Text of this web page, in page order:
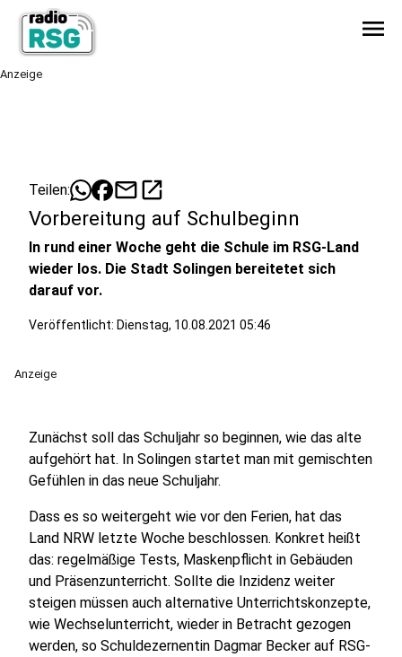
menu
Anzeige
Teilen: mailopen_in_new
Vorbereitung auf Schulbeginn
In rund einer Woche geht die Schule im RSG-Land
wieder los. Die Stadt Solingen bereitetet sich
darauf vor.
Veröffentlicht: Dienstag, 10.08.2021 05:46
Anzeige
Zunächst soll das Schuljahr so beginnen, wie das alte
aufgehört hat. In Solingen startet man mit gemischten
Gefühlen in das neue Schuljahr.
Dass es so weitergeht wie vor den Ferien, hat das
Land NRW letzte Woche beschlossen. Konkret heißt
das: regelmäßige Tests, Maskenpflicht in Gebäuden
und Präsenzunterricht. Sollte die Inzidenz weiter
steigen müssen auch alternative Unterrichtskonzepte,
wie Wechselunterricht, wieder in Betracht gezogen
werden, so Schuldezernentin Dagmar Becker auf RSG-